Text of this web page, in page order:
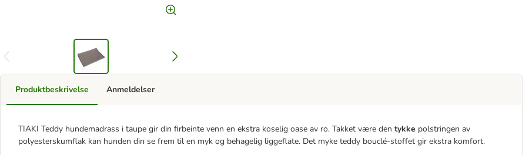
Produktbeskrivelse
TIAKI Teddy hundemadrass i taupe gir din firbeinte venn en ekstra koselig oase av ro. Takket være den tykke polstringen av
polyesterskumflak kan hunden din se frem til en myk og behagelig liggeflate. Det myke teddy bouclé-stoffet gir ekstra komfort.
Anmeldelser